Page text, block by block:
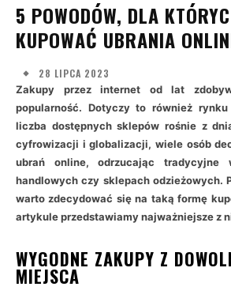
5 POWODÓW, DLA
KUPOWAĆ UBRANIA
28 LIPCA 2023
Zakupy przez internet od lat
popularność. Dotyczy to również rynku
liczba dostępnych sklepów rośnie z
cyfrowizacji i globalizacji, wiele osób
ubrań online, odrzucając tradycyjne
handlowych czy sklepach odzieżowych.
warto zdecydować się na taką formę
artykule przedstawiamy najważniejsze z
WYGODNE ZAKUPY Z
MIEJSCA